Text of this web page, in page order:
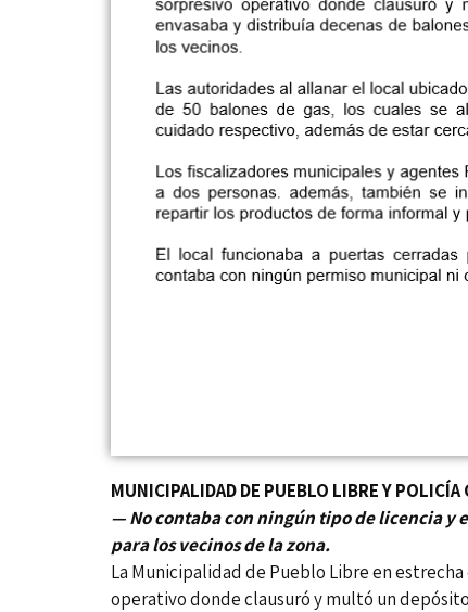
MUNICIPALIDAD DE PUEBLO LIBRE Y
— No contaba con ningún tipo de licencia y
para los vecinos de la zona.
La Municipalidad de Pueblo Libre en
operativo donde clausuró y multó un